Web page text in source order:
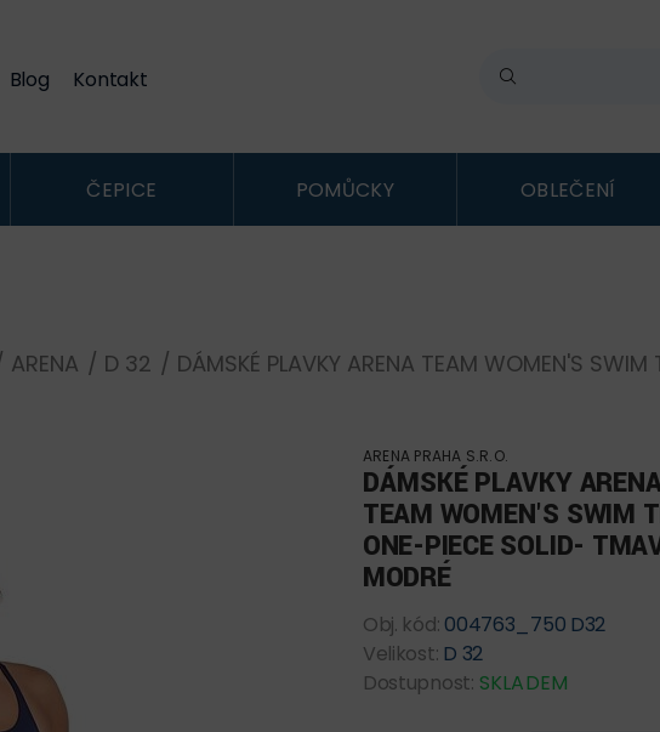
Blog Kontakt
ČEPICE POMŮCKY OBLEČENÍ
ARENA / D 32 / DÁMSKÉ PLAVKY ARENA TEAM WOMEN'S
ARENA PRAHA S.R.O.
DÁMSKÉ PLAVKY
TEAM WOMEN'S SWIM
ONE-PIECE SOLID-
MODRÉ
Obj. kód: 004763_750 D32
Velikost: D 32
Dostupnost: SKLADEM